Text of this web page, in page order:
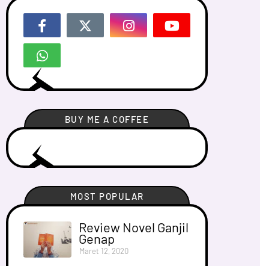
BUY ME A COFFEE
MOST POPULAR
Review Novel Ganjil
Genap
Maret 12, 2020